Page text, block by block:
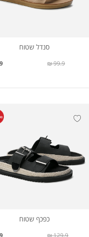
סנדל שטוח
99.9 ₪
כפכף שטוח